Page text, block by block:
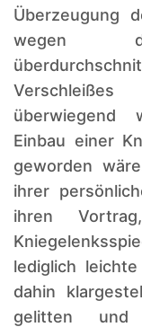
Überzeugung
wegen
überwiegend
Einbau einer
geworden
ihrer
ihren
lediglich
dahin
gelitten und